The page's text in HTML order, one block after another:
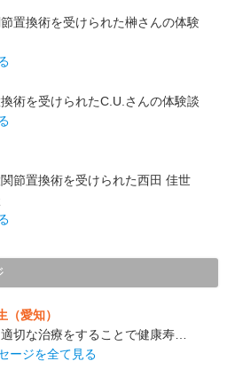
置換術を受けられた榊さんの体験
術を受けられたC.U.さんの体験談
節置換術を受けられた西田 佳世
（愛知）
切な治療をすることで健康寿…
ージを全て見る